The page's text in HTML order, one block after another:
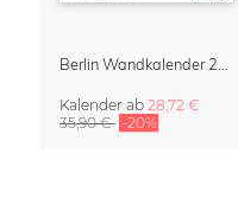
Kalender ab 28,72 €
35,90 € -20%